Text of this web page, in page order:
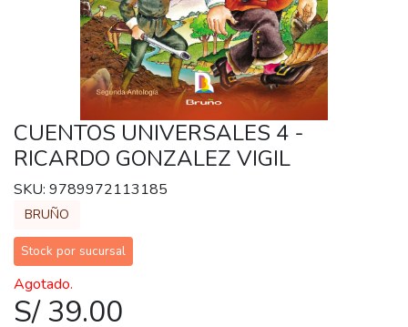
CUENTOS UNIVERSALES 4 -
RICARDO GONZALEZ VIGIL
SKU: 9789972113185
BRUÑO
Stock por sucursal
Agotado.
S/ 39.00